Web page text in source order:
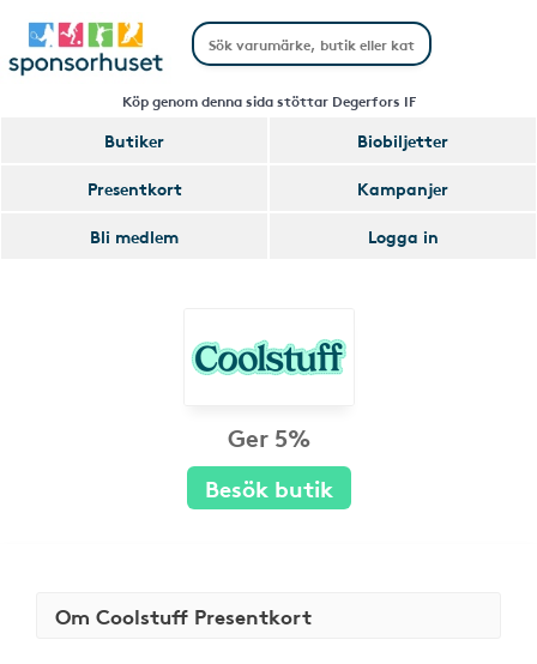
Köp genom denna sida stöttar Degerfors IF
Butiker
Biobiljetter
Presentkort
Kampanjer
Bli medlem
Logga in
Ger 5%
Besök butik
Om Coolstuff Presentkort